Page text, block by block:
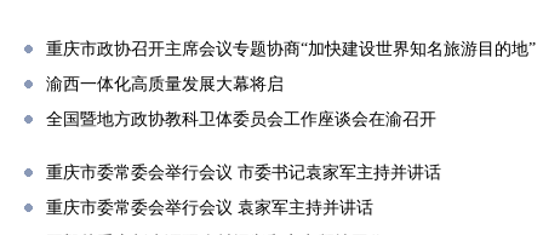
重庆市政协召开主席会议专题协商“加快建设世界知名旅游目的地”
渝西一体化高质量发展大幕将启
全国暨地方政协教科卫体委员会工作座谈会在渝召开
重庆市委常委会举行会议 市委书记袁家军主持并讲话
重庆市委常委会举行会议 袁家军主持并讲话